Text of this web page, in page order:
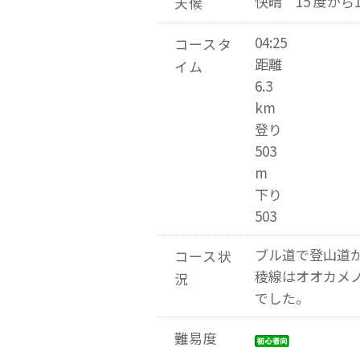
コースタ
イム
04:25
距離
6.3
km
登り
503
m
下り
503
コース状
況
ブル道で登山道
稜線はオオカメ
でした。
難易度